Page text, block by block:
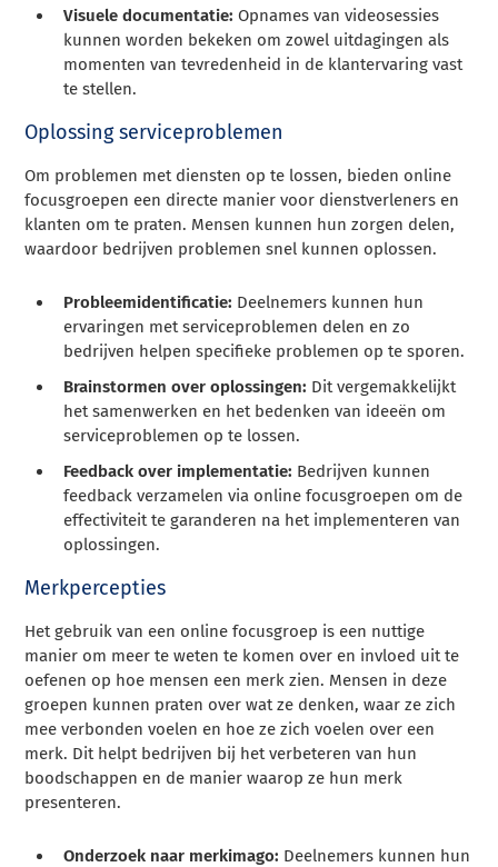
Visuele documentatie: Opnames van videosessies
kunnen worden bekeken om zowel uitdagingen als
momenten van tevredenheid in de klantervaring vast
te stellen.
Oplossing serviceproblemen
Om problemen met diensten op te lossen, bieden online
focusgroepen een directe manier voor dienstverleners en
klanten om te praten. Mensen kunnen hun zorgen delen,
waardoor bedrijven problemen snel kunnen oplossen.
Probleemidentificatie: Deelnemers kunnen hun
ervaringen met serviceproblemen delen en zo
bedrijven helpen specifieke problemen op te sporen.
Brainstormen over oplossingen: Dit vergemakkelijkt
het samenwerken en het bedenken van ideeën om
serviceproblemen op te lossen.
Feedback over implementatie: Bedrijven kunnen
feedback verzamelen via online focusgroepen om de
effectiviteit te garanderen na het implementeren van
oplossingen.
Merkpercepties
Het gebruik van een online focusgroep is een nuttige
manier om meer te weten te komen over en invloed uit te
oefenen op hoe mensen een merk zien. Mensen in deze
groepen kunnen praten over wat ze denken, waar ze zich
mee verbonden voelen en hoe ze zich voelen over een
merk. Dit helpt bedrijven bij het verbeteren van hun
boodschappen en de manier waarop ze hun merk
presenteren.
Onderzoek naar merkimago: Deelnemers kunnen hun